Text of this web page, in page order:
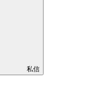
私信